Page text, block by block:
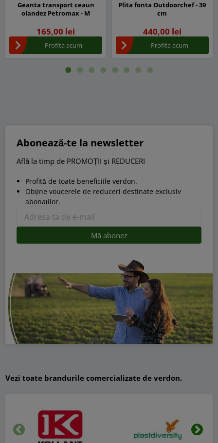
Geanta transport ceaun
olandez Petromax - M
165,00 lei
Profita acum
Plita fonta Outdoorchef - 39
cm
440,00 lei
Profita acum
Abonează-te la newsletter
Află la timp de PROMOȚII și REDUCERI
Profită de toate beneficiile verdon.
Obține voucerele de reduceri destinate exclusiv
abonaților.
Vezi toate brandurile comercializate de verdon.